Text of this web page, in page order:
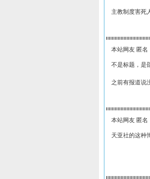
主教制度害死
本站网友 匿名
不是标题，是
之前有报道说
本站网友 匿名
天亚社的这种